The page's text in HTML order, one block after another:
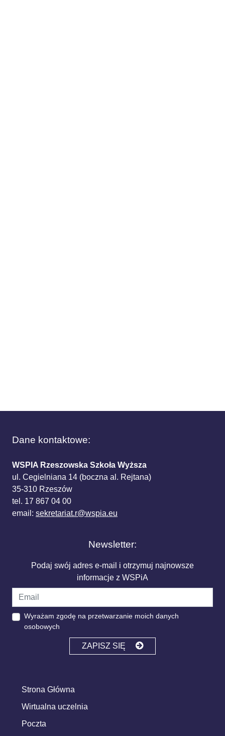
Dane kontaktowe:
WSPIA Rzeszowska Szkoła Wyższa
ul. Cegielniana 14 (boczna al. Rejtana)
35-310 Rzeszów
tel. 17 867 04 00
email: sekretariat.r@wspia.eu
Newsletter:
Podaj swój adres e-mail i otrzymuj najnowsze
informacje z WSPiA
Wyrażam zgodę na przetwarzanie moich danych
osobowych
ZAPISZ SIĘ
Strona Główna
Wirtualna uczelnia
Poczta